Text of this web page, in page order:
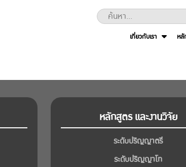
เกี่ยวกับเรา
ห
หลักสูตร และงานวิจัย
ระดับปริญญาตรี
ระดับปริญญาโท